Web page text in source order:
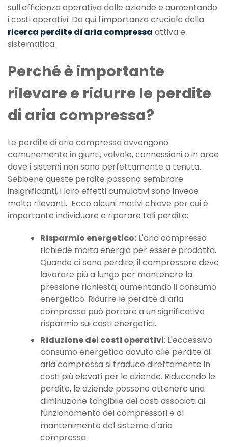
sull'efficienza operativa delle aziende e aumentando
i costi operativi. Da qui l'importanza cruciale della
ricerca perdite di aria compressa attiva e
sistematica.
Perché è importante
rilevare e ridurre le perdite
di aria compressa?
Le perdite di aria compressa avvengono
comunemente in giunti, valvole, connessioni o in aree
dove i sistemi non sono perfettamente a tenuta.
Sebbene queste perdite possano sembrare
insignificanti, i loro effetti cumulativi sono invece
molto rilevanti. Ecco alcuni motivi chiave per cui è
importante individuare e riparare tali perdite:
Risparmio energetico: L'aria compressa
richiede molta energia per essere prodotta.
Quando ci sono perdite, il compressore deve
lavorare più a lungo per mantenere la
pressione richiesta, aumentando il consumo
energetico. Ridurre le perdite di aria
compressa può portare a un significativo
risparmio sui costi energetici.
Riduzione dei costi operativi: L'eccessivo
consumo energetico dovuto alle perdite di
aria compressa si traduce direttamente in
costi più elevati per le aziende. Riducendo le
perdite, le aziende possono ottenere una
diminuzione tangibile dei costi associati al
funzionamento dei compressori e al
mantenimento del sistema d'aria
compressa.